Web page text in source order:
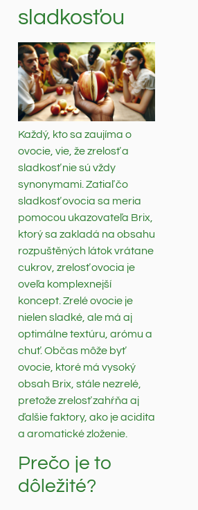
sladkosťou
Každý, kto sa zaujíma o
ovocie, vie, že zrelosť a
sladkosť nie sú vždy
synonymami. Zatiaľ čo
sladkosť ovocia sa meria
pomocou ukazovateľa Brix,
ktorý sa zakladá na obsahu
rozpuštěných látok vrátane
cukrov, zrelosť ovocia je
oveľa komplexnejší
koncept. Zrelé ovocie je
nielen sladké, ale má aj
optimálne textúru, arómu a
chuť. Občas môže byť
ovocie, ktoré má vysoký
obsah Brix, stále nezrelé,
pretože zrelosť zahŕňa aj
ďalšie faktory, ako je acidita
a aromatické zloženie.
Prečo je to
dôležité?